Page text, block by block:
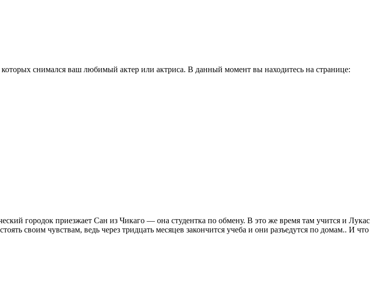
снимался ваш любимый актер или актриса. В данный момент вы находитесь на странице:
городок приезжает Сан из Чикаго — она студентка по обмену. В это же время там учится и Лукас
своим чувствам, ведь через тридцать месяцев закончится учеба и они разъедутся по домам.. И что